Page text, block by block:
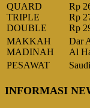
QUARD
TRIPLE
DOUBLE
Rp
Rp
Rp
MAKKAH
MADINAH
Dar
Al
PESAWAT
INFORMASI